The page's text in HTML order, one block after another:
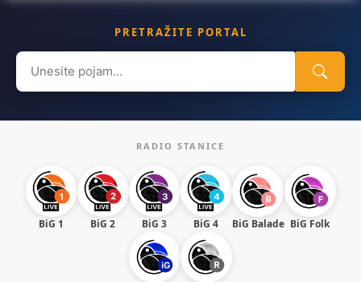
PRETRAŽITE PORTAL
Search
for:
RADIO STANICE
BiG 1 BiG 2 BiG 3 BiG 4 BiG Balade BiG Folk